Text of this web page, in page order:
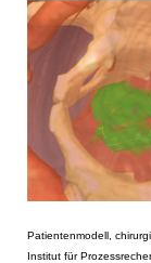
Patientenmodell,
Institut für